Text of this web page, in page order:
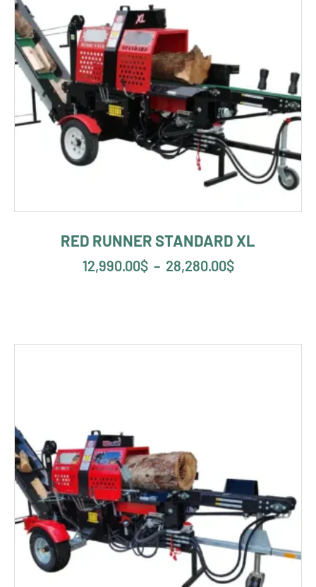
RED RUNNER STANDARD XL
12,990.00$ – 28,280.00$